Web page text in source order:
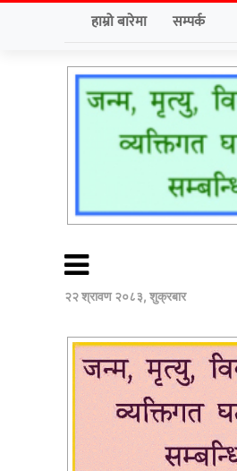
हाम्रो बारेमा सम्पर्क
२२ श्रावण २०८३, शुक्रबार